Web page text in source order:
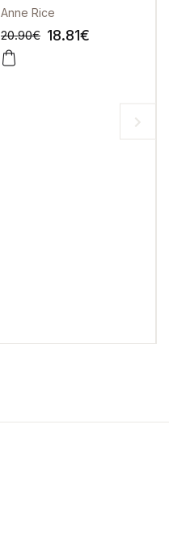
-10%
Anne Rice
20.90€ 18.81€